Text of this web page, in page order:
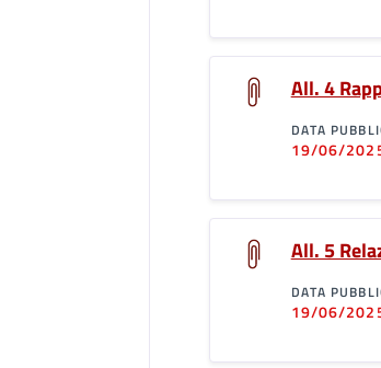
All. 4
DATA
19/06/
All. 5
DATA
19/06/